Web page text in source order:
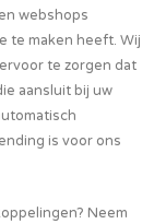
webshops
te maken heeft. Wij
te zorgen dat
aansluit bij uw
is voor ons
Neem